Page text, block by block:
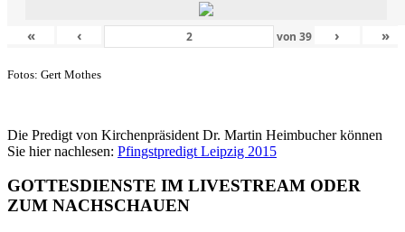
« ‹ von39 › »
Fotos: Gert Mothes
Die Predigt von Kirchenpräsident Dr. Martin Heimbucher können
Sie hier nachlesen: Pfingstpredigt Leipzig 2015
GOTTESDIENSTE IM LIVESTREAM ODER
ZUM NACHSCHAUEN